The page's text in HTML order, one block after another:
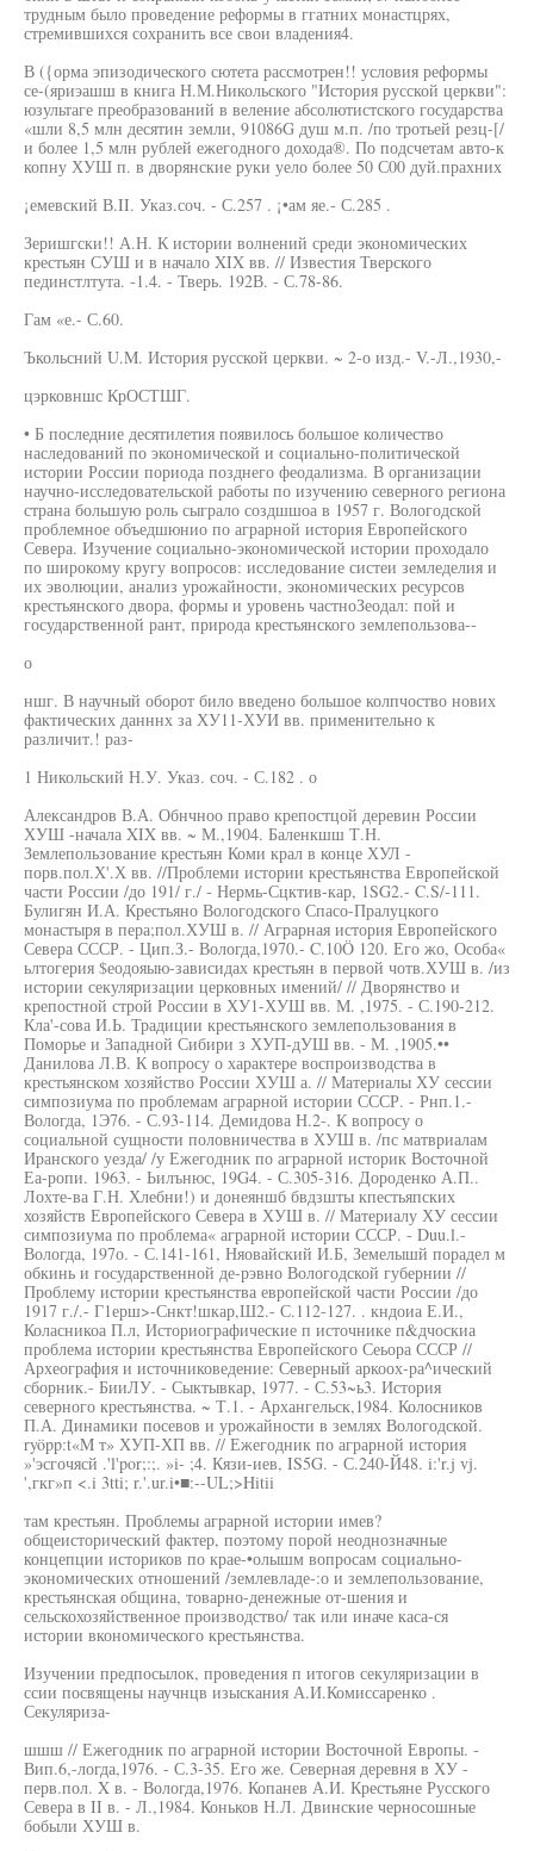
трудным было проведение реформы в ггатних монастцрях,
стремившихся сохранить все свои владения4.
В ({орма эпизодического сютета рассмотрен!! условия реформы
се-(яриэашш в книга Н.М.Никольского "История русской церкви":
юзультаге преобразований в веление абсолютистского государства
«шли 8,5 млн десятин земли, 91086G душ м.п. /по тротьей резц-[/
и более 1,5 млн рублей ежегодного дохода®. По подсчетам авто-к
копну ХУШ п. в дворянские руки уело более 50 С00 дуй.прахних
¡емевский В.II. Указ.соч. - С.257 . ¡•ам яе.- С.285 .
Зеришгски!! А.Н. К истории волнений среди экономических
крестьян СУШ и в начало XIX вв. // Известия Тверского
пединстлтута. -1.4. - Тверь. 192В. - С.78-86.
Гам «е.- С.60.
Ъкольсний U.M. История русской церкви. ~ 2-о изд.- V.-Л.,1930,-
цэрковншс КрОСТШГ.
• Б последние десятилетия появилось большое количество
наследований по экономической и социально-политической
истории России пориода позднего феодализма. В организации
научно-исследовательской работы по изучению северного региона
страна большую роль сыграло создшшоа в 1957 г. Вологодской
проблемное объедшюнио по аграрной история Европейского
Севера. Изучение социально-экономической истории проходало
по широкому кругу вопросов: исследование систеи земледелия и
их эволюции, анализ урожайности, экономических ресурсов
крестьянского двора, формы и уровень частноЗеодал: пой и
государственной рант, природа крестьянского землепользова--
о
ншг. В научный оборот било введено большое колпчоство нових
фактических данннх за ХУ11-ХУИ вв. применительно к
различит.! раз-
1 Никольский Н.У. Указ. соч. - С.182 . о
Александров В.А. Обнчноо право крепостцой деревин России
ХУШ -начала XIX вв. ~ М.,1904. Баленкшш Т.Н.
Землепользование крестьян Коми крал в конце ХУЛ -
порв.пол.Х'.Х вв. //Проблеми истории крестьянства Европейской
части России /до 191/ г./ - Нермь-Сцктив-кар, 1SG2.- C.S/-111.
Булигян И.А. Крестьяно Вологодского Спасо-Пралуцкого
монастыря в пера;пол.ХУШ в. // Аграрная история Европейского
Севера СССР. - Цип.З.- Вологда,1970.- C.10Ö 120. Его жо, Особа«
ьлтогерия $еодояыю-зависидах крестьян в первой чотв.ХУШ в. /из
истории секуляризации церковных имений/ // Дворянство и
крепостной строй России в ХУ1-ХУШ вв. М. ,1975. - С.190-212.
Кла'-сова И.Ь. Традиции крестьянского землепользования в
Поморье и Западной Сибири з ХУП-дУШ вв. - М. ,1905.••
Данилова Л.В. К вопросу о характере воспроизводства в
крестьянском хозяйство России ХУШ а. // Материалы ХУ сессии
симпозиума по проблемам аграрной истории СССР. - Рнп.1.-
Вологда, 1Э76. - С.93-114. Демидова Н.2-. К вопросу о
социальной сущности половничества в ХУШ в. /пс матвриалам
Иранского уезда/ /у Ежегодник по аграрной историк Восточной
Еа-ропи. 1963. - Ьилънюс, 19G4. - С.305-316. Дороденко А.П..
Лохте-ва Г.Н. Хлебни!) и донеяншб бвдзшты кпестьяпских
хозяйств Европейского Севера в ХУШ в. // Материалу ХУ сессии
симпозиума по проблема« аграрной истории СССР. - Duu.l.-
Вологда, 197о. - С.141-161, Няовайский И.Б, Земелышй порадел м
обкинь и государственной де-рэвно Вологодской губернии //
Проблему истории крестьянства европейской части России /до
1917 г./.- Г1ерш>-Снкт!шкар,Ш2.- С.112-127. . кндоиа Е.И.,
Коласникоа П.л, Историографические п источнике п&дчоскиа
проблема истории крестьянства Европейского Сеьора СССР //
Археография и источниковедение: Северный аркоох-ра^ический
сборник.- БииЛУ. - Сыктывкар, 1977. - С.53~ь3. История
северного крестьянства. ~ Т.1. - Архангельск,1984. Колосников
П.А. Динамики посевов и урожайности в землях Вологодской.
ryöpp:t«M т» ХУП-ХП вв. // Ежегодник по аграрной история
»'эсгочясй .'l'por;:;. »i- ;4. Кязи-иев, IS5G. - С.240-Й48. i:'r.j vj.
',гкг»п <.i 3tti; r.'.ur.i•■:--UL;>Hitii
там крестьян. Проблемы аграрной истории имев?
общеисторический фактер, поэтому порой неоднозначные
концепции историков по крае-•олышм вопросам социально-
экономических отношений /землевладе-:о и землепользование,
крестьянская община, товарно-денежные от-шения и
сельскохозяйственное производство/ так или иначе каса-ся
истории вкономического крестьянства.
Изучении предпосылок, проведения п итогов секуляризации в
ссии посвящены научнцв изыскания А.И.Комиссаренко .
Секуляриза-
шшш // Ежегодник по аграрной истории Восточной Европы. -
Вип.6,-логда,1976. - С.3-35. Его же. Северная деревня в ХУ -
перв.пол. X в. - Вологда,1976. Копанев А.И. Крестьяне Русского
Севера в II в. - Л.,1984. Коньков Н.Л. Двинские черносошные
бобыли ХУШ в.